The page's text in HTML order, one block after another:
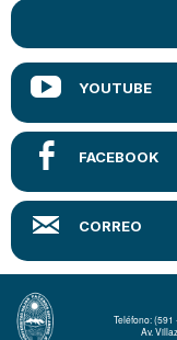
Teléfono: (591
Av.